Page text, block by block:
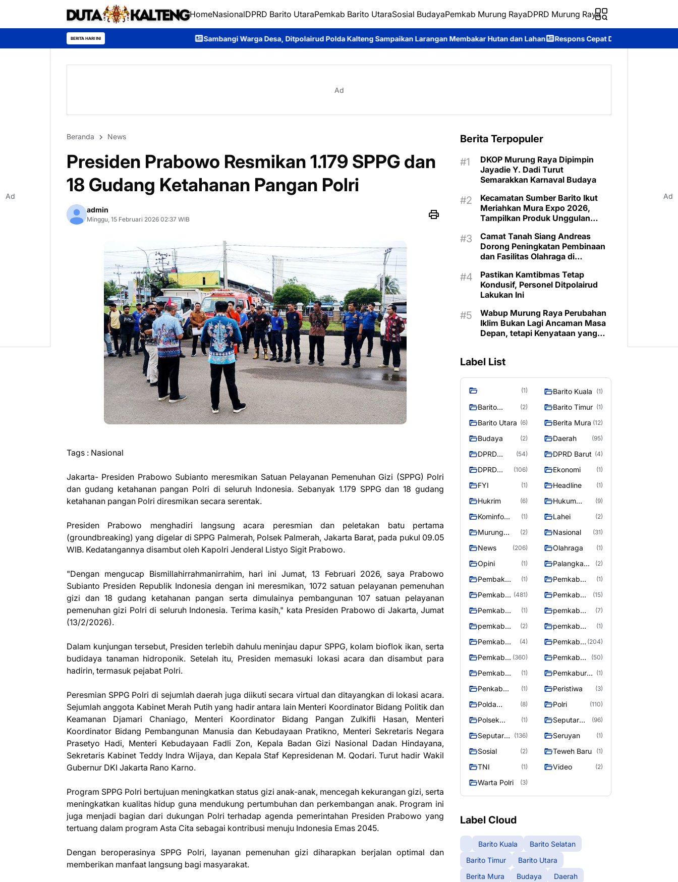
HomeNasionalDPRD Barito UtaraPemkab Barito UtaraSosial BudayaPemkab Murung RayaDPRD Murung Raya
BERITA HARI INI Sambangi Warga Desa, Ditpolairud Polda Kalteng Sampaikan Larangan Membakar Hutan dan Lahan Respons Cepat Ditsamapta Polda Kalteng Tangani Karhutla
Ad
Beranda News
Presiden Prabowo Resmikan 1.179 SPPG dan
18 Gudang Ketahanan Pangan Polri
admin
Minggu, 15 Februari 2026 02:37 WIB
Tags : Nasional
Jakarta- Presiden Prabowo Subianto meresmikan Satuan Pelayanan Pemenuhan Gizi (SPPG) Polri
dan gudang ketahanan pangan Polri di seluruh Indonesia. Sebanyak 1.179 SPPG dan 18 gudang
ketahanan pangan Polri diresmikan secara serentak.
Presiden Prabowo menghadiri langsung acara peresmian dan peletakan batu pertama
(groundbreaking) yang digelar di SPPG Palmerah, Polsek Palmerah, Jakarta Barat, pada pukul 09.05
WIB. Kedatangannya disambut oleh Kapolri Jenderal Listyo Sigit Prabowo.
"Dengan mengucap Bismillahirrahmanirrahim, hari ini Jumat, 13 Februari 2026, saya Prabowo
Subianto Presiden Republik Indonesia dengan ini meresmikan, 1072 satuan pelayanan pemenuhan
gizi dan 18 gudang ketahanan pangan serta dimulainya pembangunan 107 satuan pelayanan
pemenuhan gizi Polri di seluruh Indonesia. Terima kasih," kata Presiden Prabowo di Jakarta, Jumat
(13/2/2026).
Dalam kunjungan tersebut, Presiden terlebih dahulu meninjau dapur SPPG, kolam bioflok ikan, serta
budidaya tanaman hidroponik. Setelah itu, Presiden memasuki lokasi acara dan disambut para
hadirin, termasuk pejabat Polri.
Peresmian SPPG Polri di sejumlah daerah juga diikuti secara virtual dan ditayangkan di lokasi acara.
Sejumlah anggota Kabinet Merah Putih yang hadir antara lain Menteri Koordinator Bidang Politik dan
Keamanan Djamari Chaniago, Menteri Koordinator Bidang Pangan Zulkifli Hasan, Menteri
Koordinator Bidang Pembangunan Manusia dan Kebudayaan Pratikno, Menteri Sekretaris Negara
Prasetyo Hadi, Menteri Kebudayaan Fadli Zon, Kepala Badan Gizi Nasional Dadan Hindayana,
Sekretaris Kabinet Teddy Indra Wijaya, dan Kepala Staf Kepresidenan M. Qodari. Turut hadir Wakil
Gubernur DKI Jakarta Rano Karno.
Program SPPG Polri bertujuan meningkatkan status gizi anak-anak, mencegah kekurangan gizi, serta
meningkatkan kualitas hidup guna mendukung pertumbuhan dan perkembangan anak. Program ini
juga menjadi bagian dari dukungan Polri terhadap agenda pemerintahan Presiden Prabowo yang
tertuang dalam program Asta Cita sebagai kontribusi menuju Indonesia Emas 2045.
Dengan beroperasinya SPPG Polri, layanan pemenuhan gizi diharapkan berjalan optimal dan
memberikan manfaat langsung bagi masyarakat.
Berita Terpopuler
DKOP Murung Raya Dipimpin
Jayadie Y. Dadi Turut
Semarakkan Karnaval Budaya
Kecamatan Sumber Barito Ikut
Meriahkan Mura Expo 2026,
Tampilkan Produk Unggulan
Camat Tanah Siang Andreas
Dorong Peningkatan Pembinaan
dan Fasilitas Olahraga di
Pastikan Kamtibmas Tetap
Kondusif, Personel Ditpolairud
Lakukan Ini
Wabup Murung Raya Perubahan
Iklim Bukan Lagi Ancaman Masa
Depan, tetapi Kenyataan yang
Label List
(1) Barito Kuala (1)
Barito
(2) Barito Timur (1)
Barito Utara (6) Berita Mura (12)
Budaya (2) Daerah (95)
DPRD
Utara
(54) DPRD Barut (4)
DPRD
Raya
(106) Ekonomi (1)
FYI (1) Headline (1)
Hukrim (6)
Hukum
(9)
Kominfo
(1) Lahei (2)
Murung
(2) Nasional (31)
News (206) Olahraga (1)
Opini (1)
Palangka
(2)
Pembak
Murung raya
(1)
Pemkab
(1)
Pemkab
Utara
(481)
Pemkab
(15)
Pemkab
(1)
pemkab
(7)
pemkab
(2)
pemkab
Raya
(1)
Pemkab
murung raya
(4)
Pemkab
raya
(204)
Pemkab
Raya
(360)
Pemkab
Raya 4
(50)
Pemkab
(1)
Pemkaburun (1)
Penkab
(1) Peristiwa (3)
Polda
(8) Polri (110)
Polsek
Teweh Timur
(1)
Seputar
Murung
Raya
(96)
Seputar
Seasen 2
(136) Seruyan (1)
Sosial (2) Teweh Baru (1)
TNI (1) Video (2)
Warta Polri (3)
Label Cloud
Barito Kuala
Barito Selatan
Barito Timur
Barito Utara
Berita Mura
Budaya
Daerah
Ad Ad